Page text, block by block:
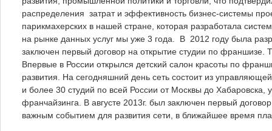
распределения затрат и эффективность бизнес-системы
парикмахерских в нашей стране, которая разработала
на рынке данных услуг мы уже 3 года. В 2012 году была
заключен первый договор на открытие студии по
Впервые в России открылся детский салон красоты по
развития. На сегодняшний день сеть состоит из
и более 30 студий по всей России от Москвы до
франчайзинга. В августе 2013г. был заключен первый
важным событием для развития сети, в ближайшее время